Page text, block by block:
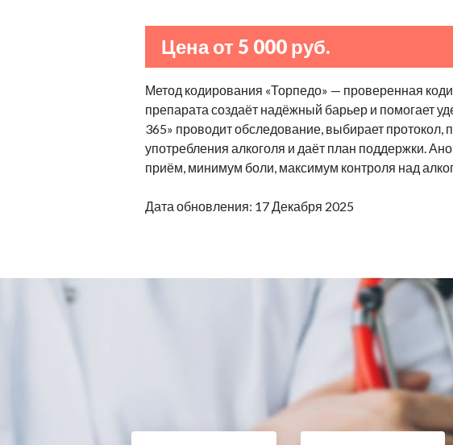
Цена от 5 000 руб.
Метод кодирования «Торпедо» — проверенная
препарата создаёт надёжный барьер и помогает
365» проводит обследование, выбирает протокол,
употребления алкоголя и даёт план поддержки.
приём, минимум боли, максимум контроля над
Дата обновления: 17 Декабря 2025